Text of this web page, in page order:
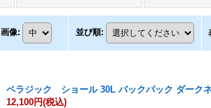
画像: 並び順:
ペラジック ショール 30L バックパック ダーク
12,100円(税込)